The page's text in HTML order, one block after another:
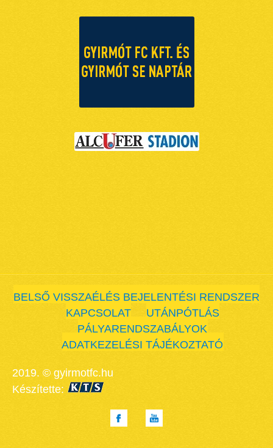
BELSŐ VISSZAÉLÉS BEJELENTÉSI RENDSZER
KAPCSOLAT
UTÁNPÓTLÁS
PÁLYARENDSZABÁLYOK
ADATKEZELÉSI TÁJÉKOZTATÓ
2019. © gyirmotfc.hu
Készítette: